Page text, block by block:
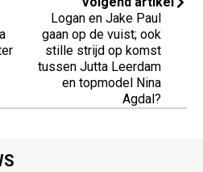
Logan en Jake Paul
gaan op de vuist; ook
stille strijd op komst
tussen Jutta Leerdam
en topmodel Nina
Agdal?